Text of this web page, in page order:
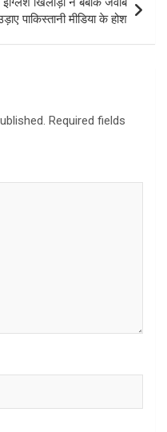
पाकिस्तानी मीडिया के होश
Required fields